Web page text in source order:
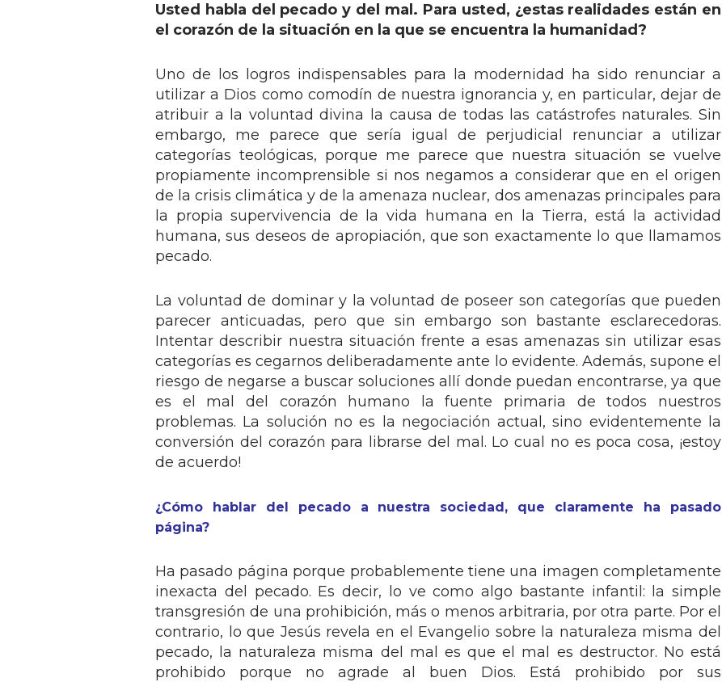
Usted habla del pecado y del mal. Para usted, ¿estas realidades están en
el corazón de la situación en la que se encuentra la humanidad?
Uno de los logros indispensables para la modernidad ha sido renunciar a
utilizar a Dios como comodín de nuestra ignorancia y, en particular, dejar de
atribuir a la voluntad divina la causa de todas las catástrofes naturales. Sin
embargo, me parece que sería igual de perjudicial renunciar a utilizar
categorías teológicas, porque me parece que nuestra situación se vuelve
propiamente incomprensible si nos negamos a considerar que en el origen
de la crisis climática y de la amenaza nuclear, dos amenazas principales para
la propia supervivencia de la vida humana en la Tierra, está la actividad
humana, sus deseos de apropiación, que son exactamente lo que llamamos
pecado.
La voluntad de dominar y la voluntad de poseer son categorías que pueden
parecer anticuadas, pero que sin embargo son bastante esclarecedoras.
Intentar describir nuestra situación frente a esas amenazas sin utilizar esas
categorías es cegarnos deliberadamente ante lo evidente. Además, supone el
riesgo de negarse a buscar soluciones allí donde puedan encontrarse, ya que
es el mal del corazón humano la fuente primaria de todos nuestros
problemas. La solución no es la negociación actual, sino evidentemente la
conversión del corazón para librarse del mal. Lo cual no es poca cosa, ¡estoy
de acuerdo!
¿Cómo hablar del pecado a nuestra sociedad, que claramente ha pasado
página?
Ha pasado página porque probablemente tiene una imagen completamente
inexacta del pecado. Es decir, lo ve como algo bastante infantil: la simple
transgresión de una prohibición, más o menos arbitraria, por otra parte. Por el
contrario, lo que Jesús revela en el Evangelio sobre la naturaleza misma del
pecado, la naturaleza misma del mal es que el mal es destructor. No está
prohibido porque no agrade al buen Dios. Está prohibido por sus